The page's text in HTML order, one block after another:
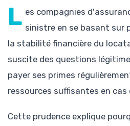
L es compagnies
sinistre en se basant sur
la stabilité financière du
suscite des questions
payer ses primes
ressources suffisantes en cas
Cette prudence explique